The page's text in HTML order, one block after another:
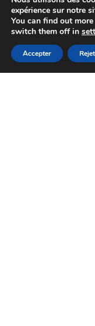
expérience sur notre
You can find out
switch them off in
Accepter